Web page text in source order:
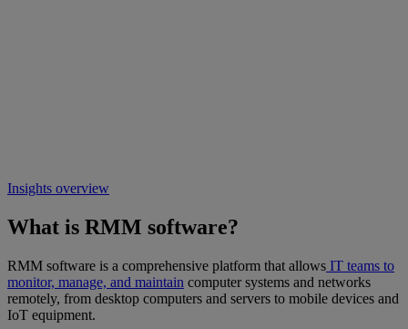
Insights overview
What is RMM software?
RMM software is a comprehensive platform that allows IT teams to
monitor, manage, and maintain computer systems and networks
remotely, from desktop computers and servers to mobile devices and
IoT equipment.